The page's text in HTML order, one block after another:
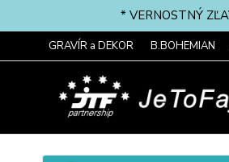
* VERNOSTNÝ
GRAVÍR a DEKOR B.BOHEMIAN